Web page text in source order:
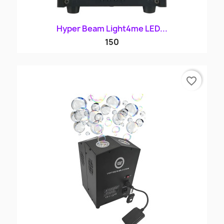
Hyper Beam Light4me LED...
150
favorite_border